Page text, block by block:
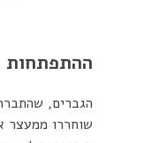
ההתפתחות
הגברים,